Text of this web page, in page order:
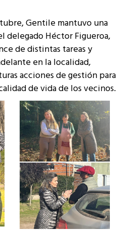
Gentile mantuvo una
delegado Héctor Figueroa,
de distintas tareas y
en la localidad,
acciones de gestión para
de vida de los vecinos.